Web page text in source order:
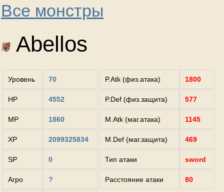
Все монстры
Abellos
Уровень 70
HP 4552
MP 1860
XP 2099325834
SP 0
Агро ?
P.Atk (физ.атака) 1800
P.Def (физ.защита) 577
M.Atk (маг.атака) 1145
M.Def (маг.защита) 469
Тип атаки sword
Расстояние атаки 80